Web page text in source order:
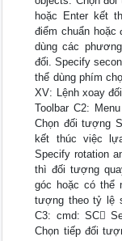
hoặc Enter kết
điểm chuẩn hoặc
dùng các
đối. Specify
thể dùng phím
XV: Lệnh xoay
Toolbar C2:
Chọn đối tượng
kết thúc việc
Specify rotation
thì đối tượng
góc hoặc có thể
tượng theo tỷ lệ
C3: cmd: SC
Chọn tiếp đối